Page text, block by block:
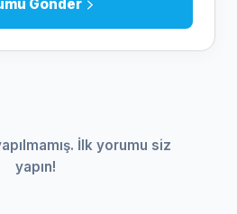
Gönder
İlk yorumu siz
yapın!